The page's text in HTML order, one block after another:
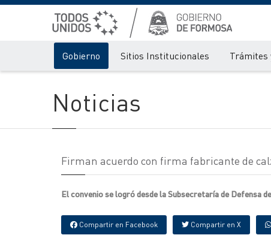
Gobierno Sitios Institucionales Trámites
Noticias
Firman acuerdo con firma fabricante de
El convenio se logró desde la Subsecretaría de Defensa
Compartir en Facebook Compartir en X